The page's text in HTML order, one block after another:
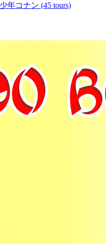
年コナン (45 tours)